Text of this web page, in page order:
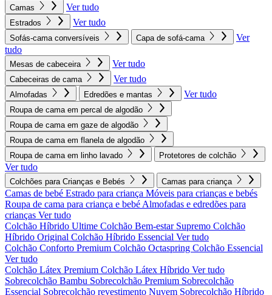
Camas Ver tudo
Estrados Ver tudo
Sofás-cama conversíveis Capa de sofá-cama
Ver
tudo
Mesas de cabeceira Ver tudo
Cabeceiras de cama Ver tudo
Almofadas Edredões e mantas Ver tudo
Roupa de cama em percal de algodão
Roupa de cama em gaze de algodão
Roupa de cama em flanela de algodão
Roupa de cama em linho lavado
Protetores de colchão
Ver tudo
Colchões para Crianças e Bebés Camas para criança
Camas de bebé Estrado para criança Móveis para crianças e bebés
Roupa de cama para criança e bebé Almofadas e edredões para
crianças Ver tudo
Colchão Híbrido Ultime Colchão Bem-estar Supremo Colchão
Híbrido Original Colchão Híbrido Essencial Ver tudo
Colchão Conforto Premium Colchão Octaspring Colchão Essencial
Ver tudo
Colchão Látex Premium Colchão Látex Híbrido Ver tudo
Sobrecolchão Bambu Sobrecolchão Premium Sobrecolchão
Essencial Sobrecolchão revestimento Nuvem Sobrecolchão Híbrido